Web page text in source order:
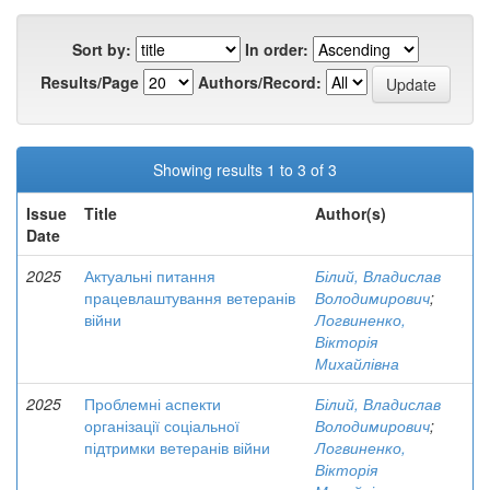
Sort by:
In order:
Results/Page
Authors/Record:
Showing results 1 to 3 of 3
Issue
Date
Title Author(s)
2025
Актуальні питання
працевлаштування ветеранів
війни
Білий, Владислав
Володимирович;
Логвиненко,
Вікторія
Михайлівна
2025
Проблемні аспекти
організації соціальної
підтримки ветеранів війни
Білий, Владислав
Володимирович;
Логвиненко,
Вікторія